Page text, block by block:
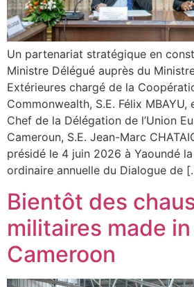
Un partenariat stratégique en
Ministre Délégué auprès du
Extérieures chargé de la
Commonwealth, S.E. Félix MBAYU,
Chef de la Délégation de l’Union
Cameroun, S.E. Jean-Marc
présidé le 4 juin 2026 à Yaoundé
ordinaire annuelle du Dialogue de
Bientôt des
militaires made in
Cameroon